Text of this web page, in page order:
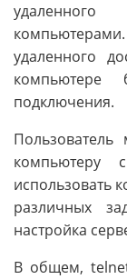
удаленного
компьютере
подключения.
использовать
различных
настройка
В общем,